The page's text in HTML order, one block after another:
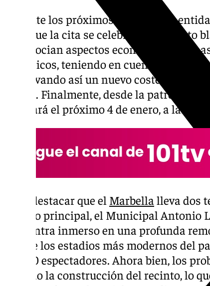
Durante los próximos días, ambas
para que la cita se celebre en el recinto
se negocian aspectos económicos para
Martiricos, teniendo en cuenta que el
conllevando así un nuevo coste
refiere. Finalmente, desde la patronal
realizará el próximo 4 de enero, a las
Cabe destacar que el Marbella lleva dos
estadio principal, el Municipal Antonio
encuentra inmerso en una profunda
uno de los estadios más modernos del
10.000 espectadores. Ahora bien, los
frenado la construcción del recinto, lo